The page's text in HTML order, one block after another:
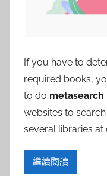
務
部
落
格
If you have to
required books,
to do metasearch
websites to
several libraries at
繼續閱讀